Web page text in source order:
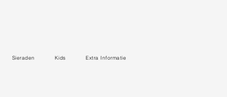
Sieraden Kids Extra Informatie